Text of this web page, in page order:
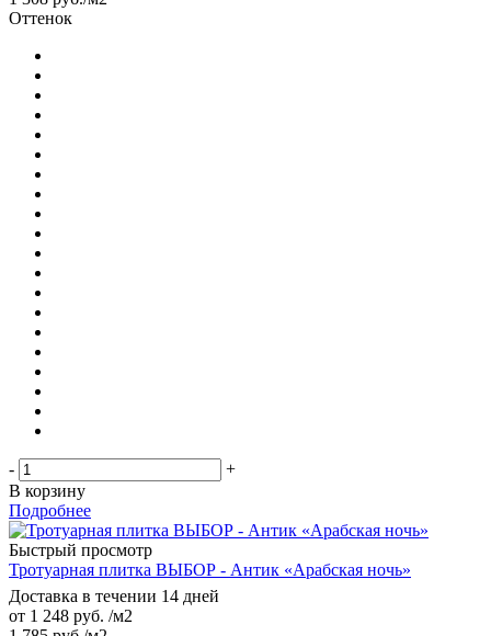
Оттенок
-
+
В корзину
Подробнее
Быстрый просмотр
Тротуарная плитка ВЫБОР - Антик «Арабская ночь»
Доставка в течении 14 дней
от 1 248 руб. /м2